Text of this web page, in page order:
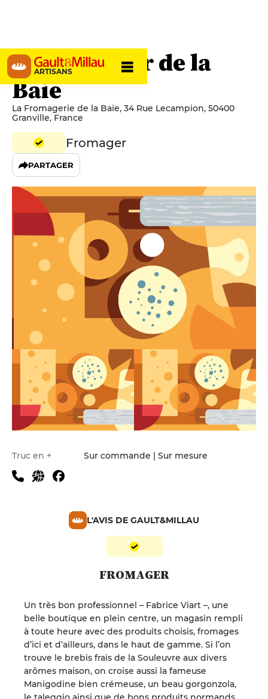
ARTISANS
Le Fromager de la
Baie
La Fromagerie de la Baie, 34 Rue Lecampion, 50400
Granville, France
Fromager
PARTAGER
Truc en + Sur commande | Sur mesure
L'AVIS DE GAULT&MILLAU
FROMAGER
Un très bon professionnel – Fabrice Viart –, une
belle boutique en plein centre, un magasin rempli
à toute heure avec des produits choisis, fromages
d’ici et d’ailleurs, dans le haut de gamme. Si l’on
trouve le brebis frais de la Souleuvre aux divers
arômes maison, on croise aussi la fameuse
Manigodine bien crémeuse, un beau gorgonzola,